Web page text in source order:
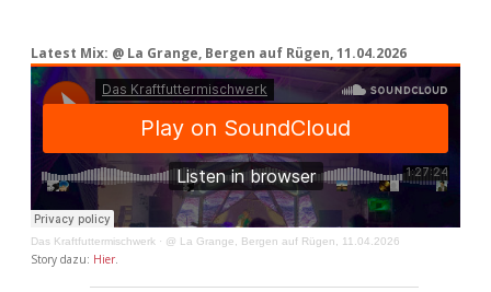
Latest Mix: @ La Grange, Bergen auf Rügen, 11.04.2026
Das Kraftfuttermischwerk · @ La Grange, Bergen auf Rügen, 11.04.2026
Story dazu: Hier